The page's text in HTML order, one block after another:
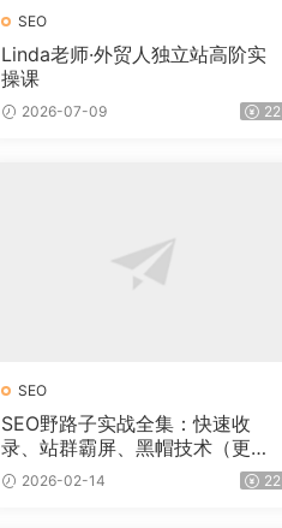
SEO
Linda老师·外贸人独立站高阶实
操课
2026-07-09 22
SEO
SEO野路子实战全集：快速收
录、站群霸屏、黑帽技术（更
新）2026-02-14 22